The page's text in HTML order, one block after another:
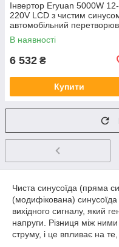
Інвертор Eryuan 5000W 12-
220V LCD з чистим
автомобільний
напруги для котла
В наявності
6 532 ₴
Купити
Чиста синусоїда (пряма
(модифікована)
вихідного сигналу, який
напруги. Різниця між
струму, і це впливає на